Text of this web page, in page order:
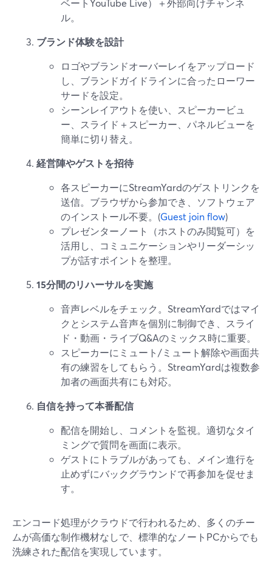
ベートYouTube Live）＋外部向けチャンネ
ル。
ブランド体験を設計
ロゴやブランドオーバーレイをアップロード
し、ブランドガイドラインに合ったローワー
サードを設定。
シーンレイアウトを使い、スピーカービュ
ー、スライド＋スピーカー、パネルビューを
簡単に切り替え。
経営陣やゲストを招待
各スピーカーにStreamYardのゲストリンクを
送信。ブラウザから参加でき、ソフトウェア
のインストール不要。(Guest join flow)
プレゼンターノート（ホストのみ閲覧可）を
活用し、コミュニケーションやリーダーシッ
プが話すポイントを整理。
15分間のリハーサルを実施
音声レベルをチェック。StreamYardではマイ
クとシステム音声を個別に制御でき、スライ
ド・動画・ライブQ&Aのミックス時に重要。
スピーカーにミュート/ミュート解除や画面共
有の練習をしてもらう。StreamYardは複数参
加者の画面共有にも対応。
自信を持って本番配信
配信を開始し、コメントを監視。適切なタイ
ミングで質問を画面に表示。
ゲストにトラブルがあっても、メイン進行を
止めずにバックグラウンドで再参加を促せま
す。
エンコード処理がクラウドで行われるため、多くのチー
ムが高価な制作機材なしで、標準的なノートPCからでも
洗練された配信を実現しています。